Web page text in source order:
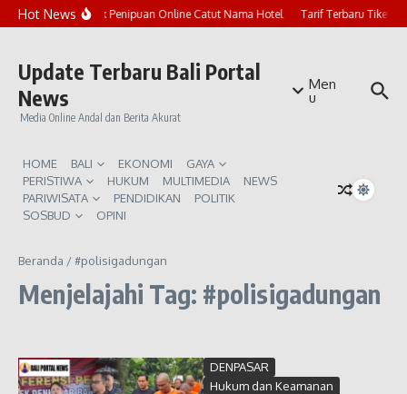
Lewati ke konten
Hot NewsMarak Penipuan Online Catut Nama Hotel Tarif Terbaru Tiket
Update Terbaru Bali Portal
News
Media Online Andal dan Berita Akurat
Men
u
HOME BALI EKONOMI
GAYA
PERISTIWA
HUKUM MULTIMEDIA
NEWS
PARIWISATA
PENDIDIKAN
POLITIK
SOSBUD
OPINI
Beranda /#polisigadungan
Menjelajahi Tag: #polisigadungan
DENPASAR
Hukum dan Keamanan